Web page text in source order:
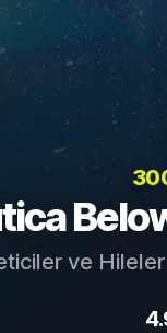
ve Hileler